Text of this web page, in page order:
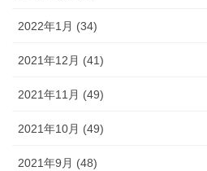
2022年1月 (34)
2021年12月 (41)
2021年11月 (49)
2021年10月 (49)
2021年9月 (48)